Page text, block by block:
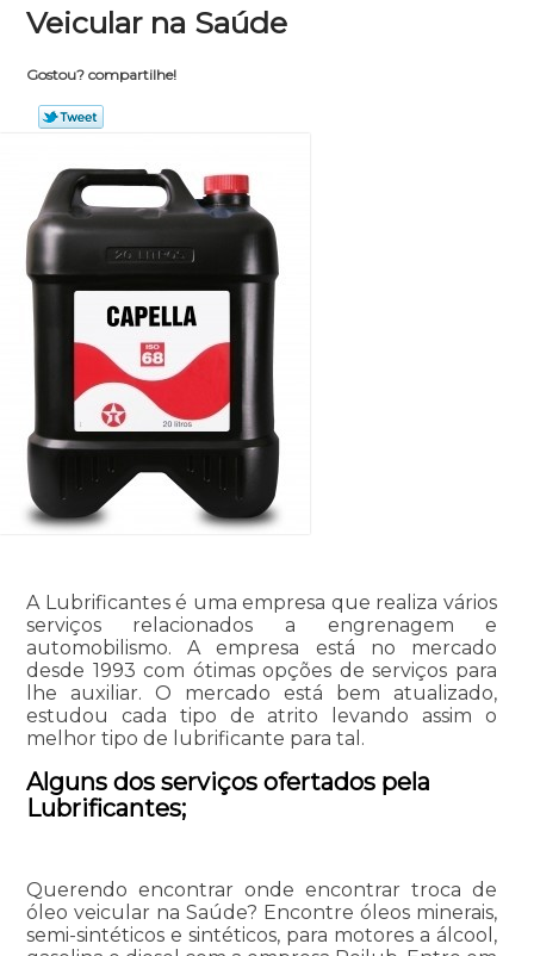
Veicular na Saúde
Gostou? compartilhe!
A Lubrificantes é uma empresa que realiza vários
serviços relacionados a engrenagem e
automobilismo. A empresa está no mercado
desde 1993 com ótimas opções de serviços para
lhe auxiliar. O mercado está bem atualizado,
estudou cada tipo de atrito levando assim o
melhor tipo de lubrificante para tal.
Alguns dos serviços ofertados pela
Lubrificantes;
Querendo encontrar onde encontrar troca de
óleo veicular na Saúde? Encontre óleos minerais,
semi-sintéticos e sintéticos, para motores a álcool,